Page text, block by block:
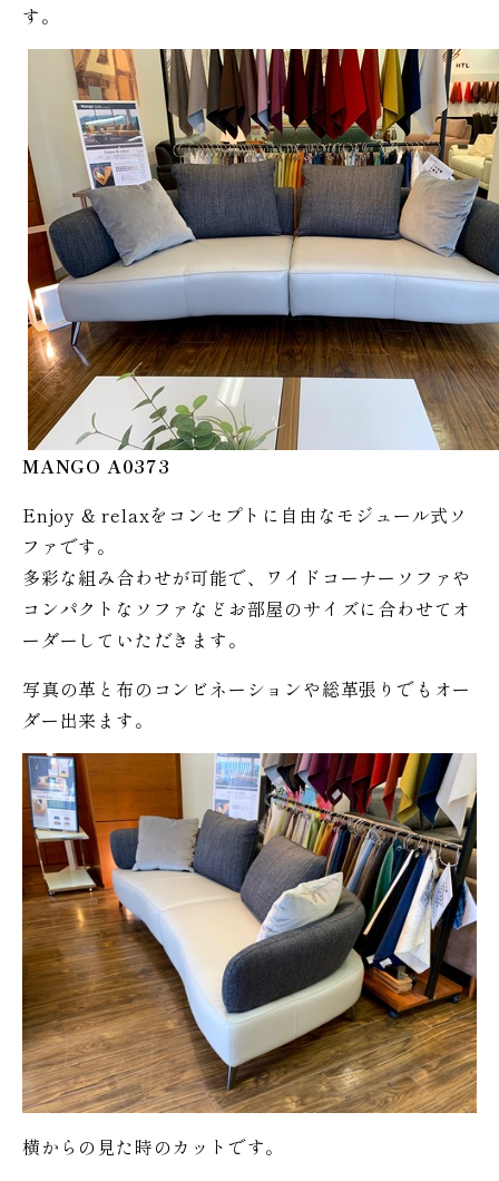
す。
MANGO A0373
Enjoy & relaxをコンセプトに自由なモジュール式ソ
ファです。
多彩な組み合わせが可能で、ワイドコーナーソファや
コンパクトなソファなどお部屋のサイズに合わせてオ
ーダーしていただきます。
写真の革と布のコンビネーションや総革張りでもオー
ダー出来ます。
横からの見た時のカットです。